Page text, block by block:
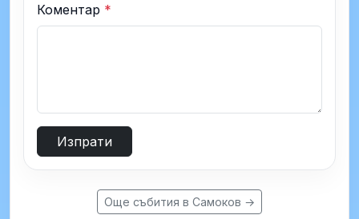
Коментар *
Изпрати
Още събития в Самоков →